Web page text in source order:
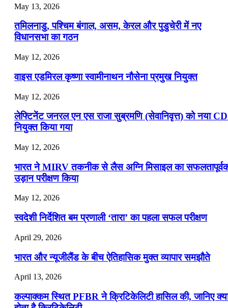
July 19, 2026
📝 डेली करेंट अफेयर्स: 16-18 जुलाई 2026
May 13, 2026
तमिलनाडु, पश्चिम बंगाल, असम, केरल और पुडुचेरी में नए
विधानसभा का गठन
May 12, 2026
वाइस एडमिरल कृष्णा स्वामीनाथन नौसेना प्रमुख नियुक्त
May 12, 2026
लेफ्टिनेंट जनरल एन एस राजा सुब्रमणि (सेवानिवृत्त) को नया
नियुक्त किया गया
May 12, 2026
भारत ने MIRV तकनीक से लैस अग्नि मिसाइल का
उड़ान परीक्षण किया
May 12, 2026
स्वदेशी निर्देशित बम प्रणाली ‘तारा’ का पहला सफल परीक्षण
April 29, 2026
भारत और न्यूजीलैंड के बीच ऐतिहासिक मुक्त व्यापार समझौते
April 13, 2026
कल्पाक्कम स्थित PFBR ने क्रिटिकेलिटी हासिल की, जानिए